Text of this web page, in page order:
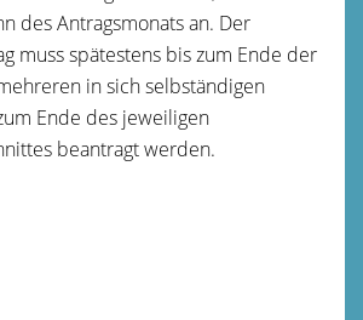
des Antragsmonats an. Der
muss spätestens bis zum Ende der
in sich selbständigen
Ende des jeweiligen
beantragt werden.